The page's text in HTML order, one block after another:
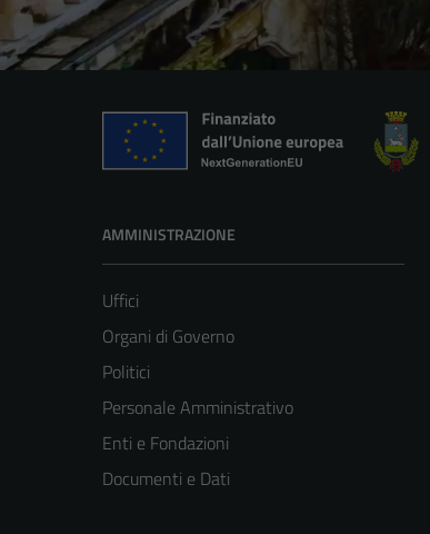
AMMINISTRAZIONE
Uffici
Organi di Governo
Politici
Personale Amministrativo
Enti e Fondazioni
Documenti e Dati